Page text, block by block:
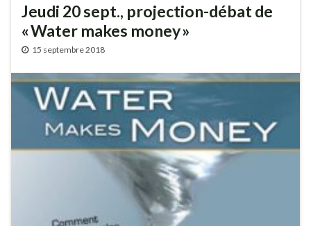
Jeudi 20 sept., projection-débat de
« Water makes money »
15 septembre 2018